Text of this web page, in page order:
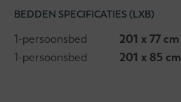
BEDDEN SPECIFICATIES (LXB)
1-persoonsbed
201 x 77 cm
1-persoonsbed
201 x 85 cm